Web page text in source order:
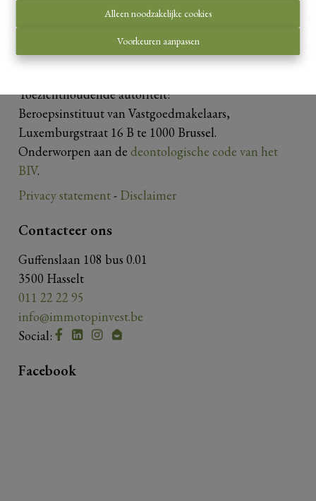
Alleen noodzakelijke cookies
Voorkeuren aanpassen
Toezichthoudende autoriteit:
Beroepsinstituut van Vastgoedmakelaars,
Luxemburgstraat 16 B te 1000 Brussel.
Onderworpen aan de deontologische code van het
BIV.
Privacy statement- Disclaimer
Contacteer ons
Guffenslaan 108 bus 0.01
3500 Hasselt
011 22 22 95
info@immotopinvest.be
Social:
Facebook